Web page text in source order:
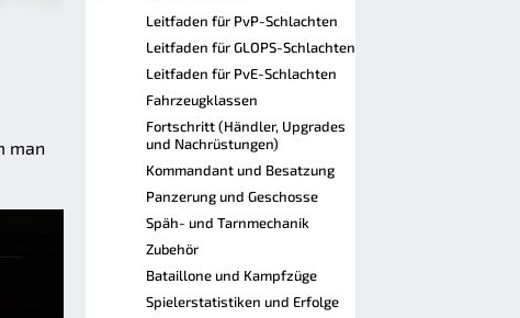
man
Leitfaden für PvP-Schlachten
Leitfaden für GLOPS-Schlachten
Leitfaden für PvE-Schlachten
Fahrzeugklassen
Fortschritt (Händler, Upgrades
und Nachrüstungen)
Kommandant und Besatzung
Panzerung und Geschosse
Späh- und Tarnmechanik
Zubehör
Bataillone und Kampfzüge
Spielerstatistiken und Erfolge